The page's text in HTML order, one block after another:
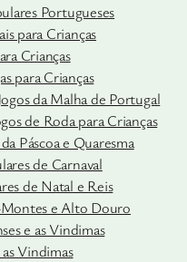
Portugueses
para Crianças
Crianças
para Crianças
da Malha de Portugal
de Roda para Crianças
Páscoa e Quaresma
de Carnaval
de Natal e Reis
Montes e Alto Douro
e as Vindimas
Vindimas